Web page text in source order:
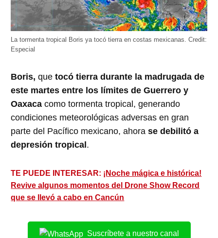
La tormenta tropical Boris ya tocó tierra en costas mexicanas.Credit:
Especial
Boris,quetocó tierra durante la madrugada de
este martes entre los límites de Guerrero y
Oaxaca como tormenta tropical, generando
condiciones meteorológicas adversas en gran
parte del Pacífico mexicano, ahorase debilitó a
depresión tropical.
TE PUEDE INTERESAR: ¡Noche mágica e histórica!
Revive algunos momentos del Drone Show Record
que se llevó a cabo en Cancún
Suscríbete a nuestro canal